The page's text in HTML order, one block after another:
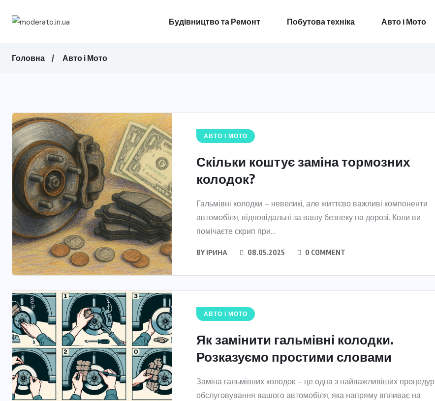
Будівництво та Ремонт Побутова техніка Авто і Мото
Головна Авто і Мото
АВТО І МОТО
Скільки коштує заміна тормозних
колодок?
Гальмівні колодки – невеликі, але життєво важливі компоненти
автомобіля, відповідальні за вашу безпеку на дорозі. Коли ви
помічаєте скрип при...
BY ІРИНА 08.05.2025 0 COMMENT
АВТО І МОТО
Як замінити гальмівні колодки.
Розказуємо простими словами
Заміна гальмівних колодок – це одна з найважливіших процедур
обслуговування вашого автомобіля, яка напряму впливає на